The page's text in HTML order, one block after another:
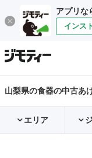
アプリな
インス
山梨県の食器の中古あ
エリア